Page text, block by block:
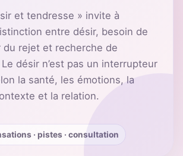
et tendresse » invite à
entre désir, besoin de
du rejet et recherche de
désir n’est pas un interrupteur
la santé, les émotions, la
et la relation.
· pistes · consultation